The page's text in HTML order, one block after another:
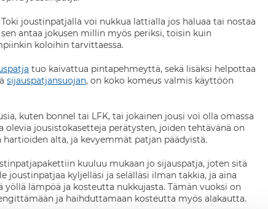
joustinpatjalla voi nukkua lattialla jos haluaa tai nostaa
antaa jokusen millin myös periksi, toisin kuin
koloihin tarvittaessa.
tuo kaivattua pintapehmeyttä, sekä lisäksi helpottaa
sijauspatjansuojan, on koko komeus valmis käyttöön
kuten bonnel tai LFK, tai jokainen jousi voi olla omassa
olevia jousistokasetteja perätysten, joiden tehtävänä on
alta, ja kevyemmät patjan päädyistä.
kuuluu mukaan jo sijauspatja, joten sitä
joustinpatjaa kyljelläsi ja selälläsi ilman takkia, ja aina
lämpöä ja kosteutta nukkujasta. Tämän vuoksi on
ja haihduttamaan kosteutta myös alakautta.